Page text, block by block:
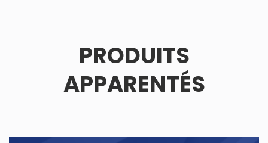
PRODUITS
APPARENTÉS